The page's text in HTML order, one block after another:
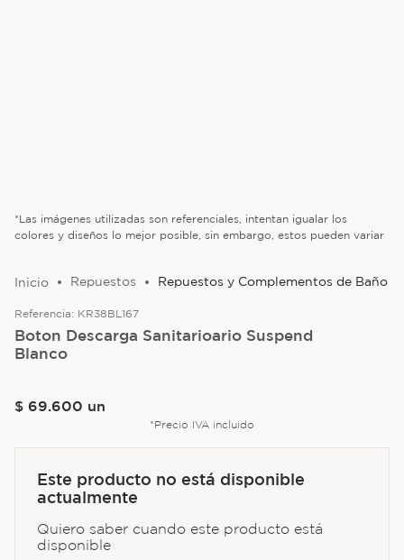
*Las imágenes utilizadas son referenciales, intentan igualar los
colores y diseños lo mejor posible, sin embargo, estos pueden variar
Repuestos Repuestos y Complementos de Baño
Referencia: KR38BL167
Boton Descarga Sanitarioario Suspend
Blanco
$ 69.600 un
*Precio IVA incluido
Este producto no está disponible
actualmente
Quiero saber cuando este producto está
disponible